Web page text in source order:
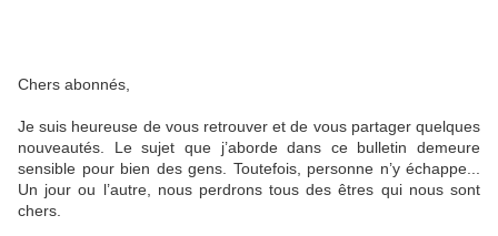
Chers abonnés,
Je suis heureuse de vous retrouver et de vous partager quelques
nouveautés. Le sujet que j’aborde dans ce bulletin demeure
sensible pour bien des gens. Toutefois, personne n’y échappe...
Un jour ou l’autre, nous perdrons tous des êtres qui nous sont
chers.